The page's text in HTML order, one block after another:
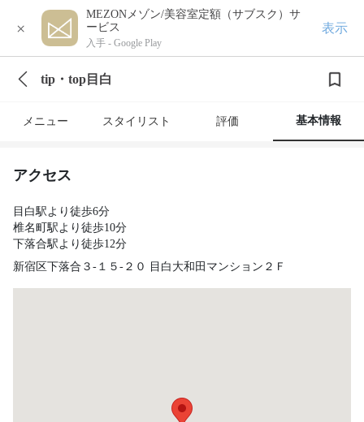
×
MEZONメゾン/美容室定額（サブスク）サ
ービス
入手 - Google Play
表示
tip・top目白
メニュー スタイリスト 評価 基本情報
アクセス
目白駅より徒歩6分
椎名町駅より徒歩10分
下落合駅より徒歩12分
新宿区下落合３-１５-２０ 目白大和田マンション２Ｆ